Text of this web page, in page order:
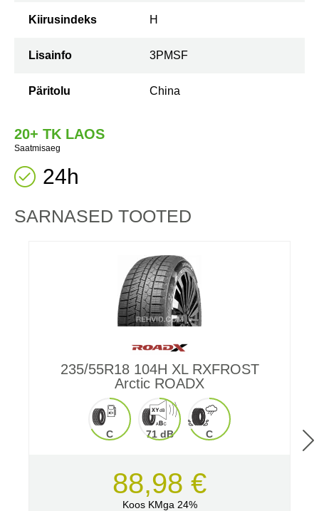
Kiirusindeks H
Lisainfo 3PMSF
Päritolu China
20+ TK LAOS
Saatmisaeg
24h
SARNASED TOOTED
235/55R18 104H XL RXFROST
Arctic ROADX
C 71 dB C
88,98 €
Koos KMga 24%